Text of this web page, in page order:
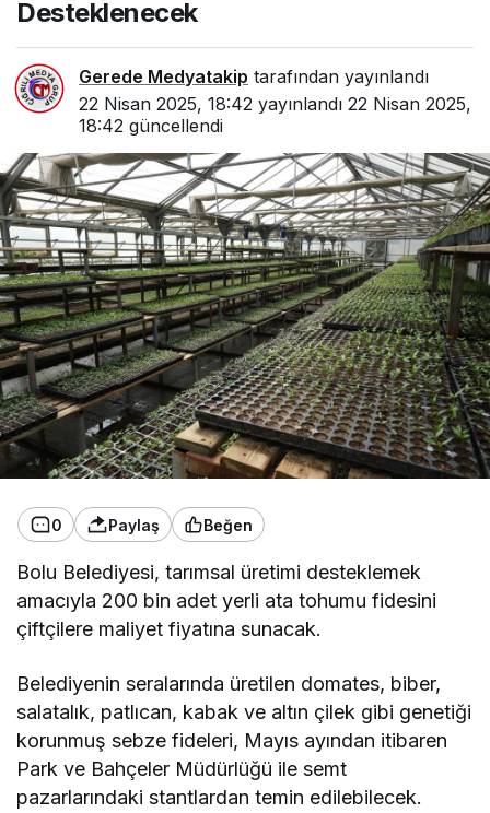
Desteklenecek
Gerede Medyatakip tarafından yayınlandı
22 Nisan 2025, 18:42 yayınlandı 22 Nisan 2025,
18:42 güncellendi
0 Paylaş Beğen
Bolu Belediyesi, tarımsal üretimi desteklemek
amacıyla 200 bin adet yerli ata tohumu fidesini
çiftçilere maliyet fiyatına sunacak.
Belediyenin seralarında üretilen domates, biber,
salatalık, patlıcan, kabak ve altın çilek gibi genetiği
korunmuş sebze fideleri, Mayıs ayından itibaren
Park ve Bahçeler Müdürlüğü ile semt
pazarlarındaki stantlardan temin edilebilecek.